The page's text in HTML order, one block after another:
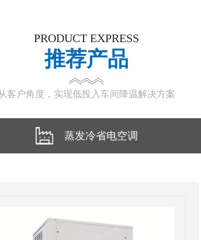
PRODUCT EXPRESS
推荐产品
客户角度，实现低投入车间降温解决方案
蒸发冷省电空调